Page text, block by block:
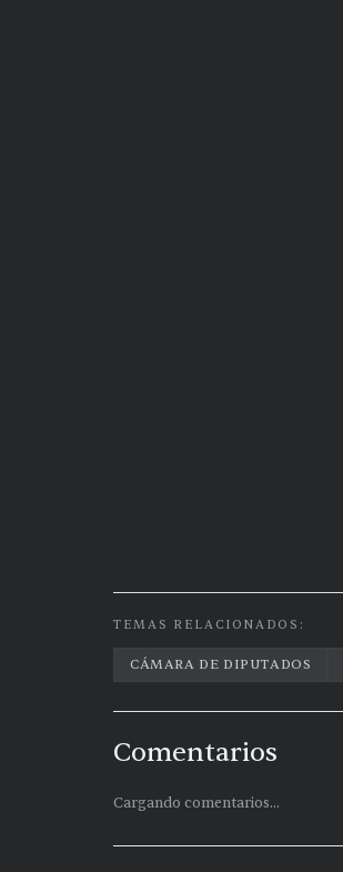
TEMAS RELACIONADOS:
CÁMARA DE DIPUTADOS
Comentarios
Cargando comentarios...